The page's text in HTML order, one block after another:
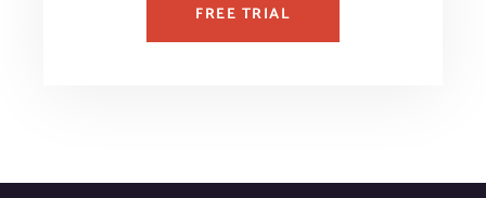
FREE TRIAL